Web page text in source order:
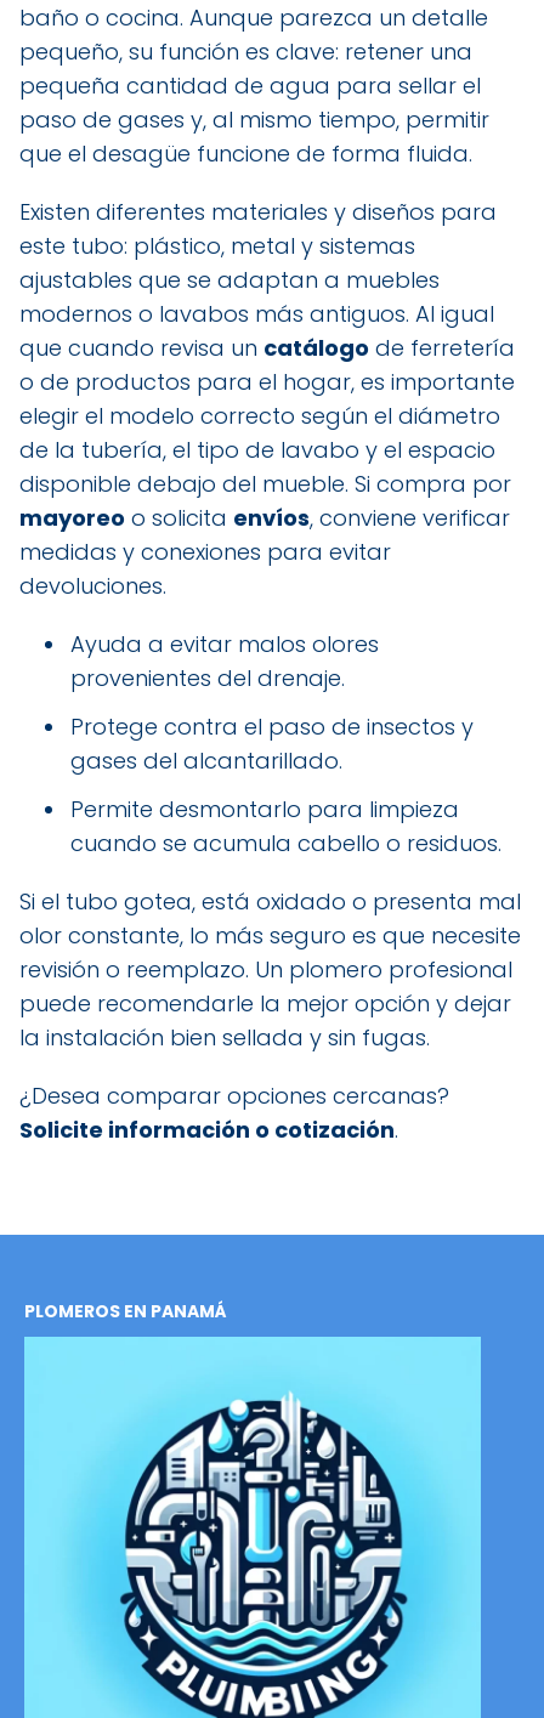
baño o cocina. Aunque parezca un detalle
pequeño, su función es clave: retener una
pequeña cantidad de agua para sellar el
paso de gases y, al mismo tiempo, permitir
que el desagüe funcione de forma fluida.
Existen diferentes materiales y diseños para
este tubo: plástico, metal y sistemas
ajustables que se adaptan a muebles
modernos o lavabos más antiguos. Al igual
que cuando revisa un catálogo de ferretería
o de productos para el hogar, es importante
elegir el modelo correcto según el diámetro
de la tubería, el tipo de lavabo y el espacio
disponible debajo del mueble. Si compra por
mayoreo o solicita envíos, conviene verificar
medidas y conexiones para evitar
devoluciones.
Ayuda a evitar malos olores
provenientes del drenaje.
Protege contra el paso de insectos y
gases del alcantarillado.
Permite desmontarlo para limpieza
cuando se acumula cabello o residuos.
Si el tubo gotea, está oxidado o presenta mal
olor constante, lo más seguro es que necesite
revisión o reemplazo. Un plomero profesional
puede recomendarle la mejor opción y dejar
la instalación bien sellada y sin fugas.
¿Desea comparar opciones cercanas?
Solicite información o cotización.
PLOMEROS EN PANAMÁ